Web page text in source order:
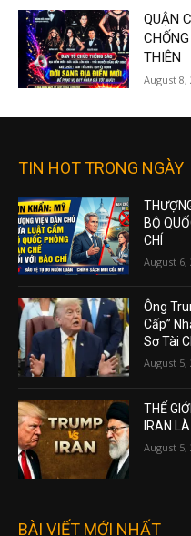
QUẬN
THIÊN
August 8,
TIN HOT TRONG NGÀY
BỘ
CHÍ
August 6,
Ông
Cấp”
Sơ Tài
August 5,
THẾ
IRAN
August 5,
BÀI VIẾT MỚI NHẤT